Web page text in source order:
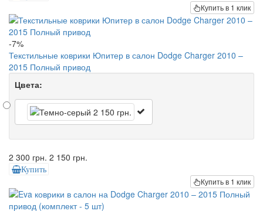
Купить в 1 клик
-7%
Текстильные коврики Юпитер в салон Dodge Charger 2010 –
2015 Полный привод
Цвета:
2 300 грн. 2 150 грн.
Купить
Купить в 1 клик